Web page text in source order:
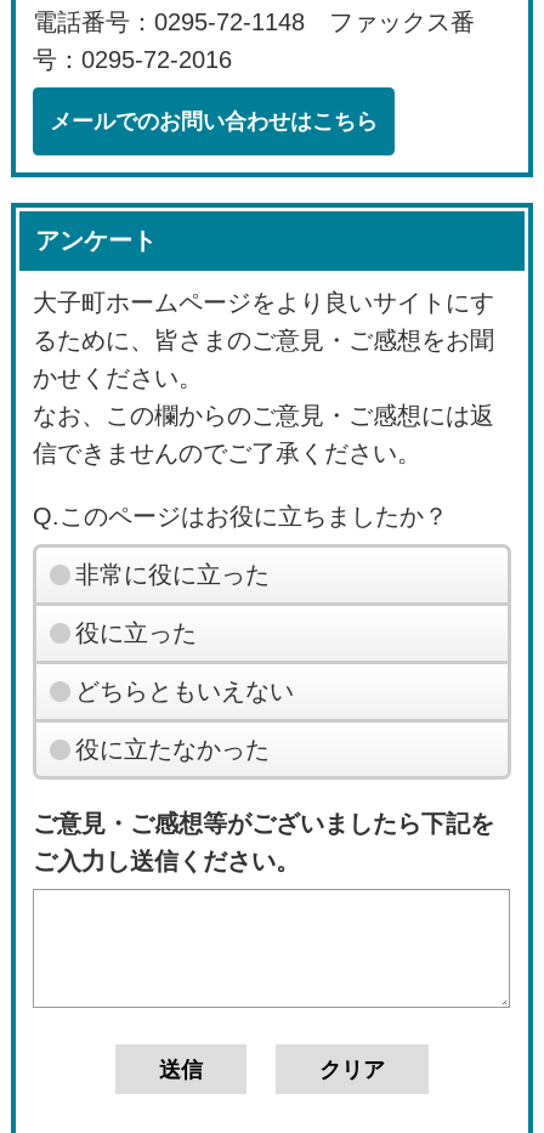
電話番号：0295-72-1148 ファックス番
号：0295-72-2016
メールでのお問い合わせはこちら
アンケート
大子町ホームページをより良いサイトにす
るために、皆さまのご意見・ご感想をお聞
かせください。
なお、この欄からのご意見・ご感想には返
信できませんのでご了承ください。
Q.このページはお役に立ちましたか？
非常に役に立った
役に立った
どちらともいえない
役に立たなかった
ご意見・ご感想等がございましたら下記を
ご入力し送信ください。